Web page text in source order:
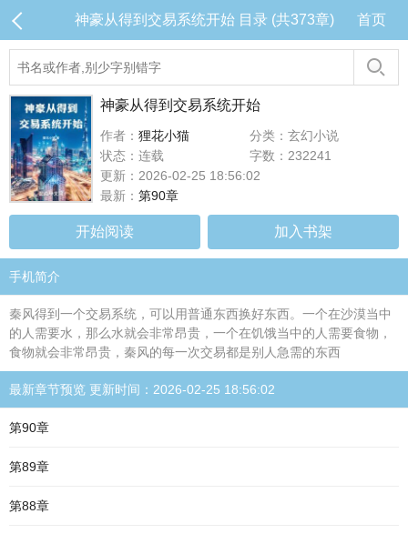
神豪从得到交易系统开始 目录 (共373章) 首页
神豪从得到交易系统开始
作者： 狸花小猫
分类：玄幻小说
状态：连载
字数：232241
更新：2026-02-25 18:56:02
最新： 第90章
开始阅读 加入书架
手机简介
秦风得到一个交易系统，可以用普通东西换好东西。一个在沙漠当中
的人需要水，那么水就会非常昂贵，一个在饥饿当中的人需要食物，
食物就会非常昂贵，秦风的每一次交易都是别人急需的东西
最新章节预览 更新时间：2026-02-25 18:56:02
第90章
第89章
第88章